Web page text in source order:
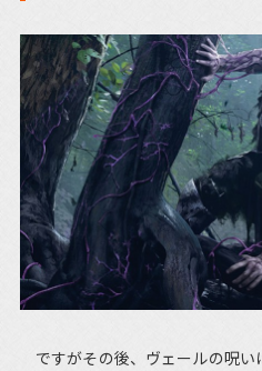
ですがその後、ヴェールの呪い